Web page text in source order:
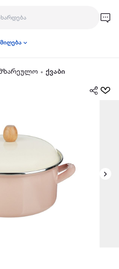
ქვაბი